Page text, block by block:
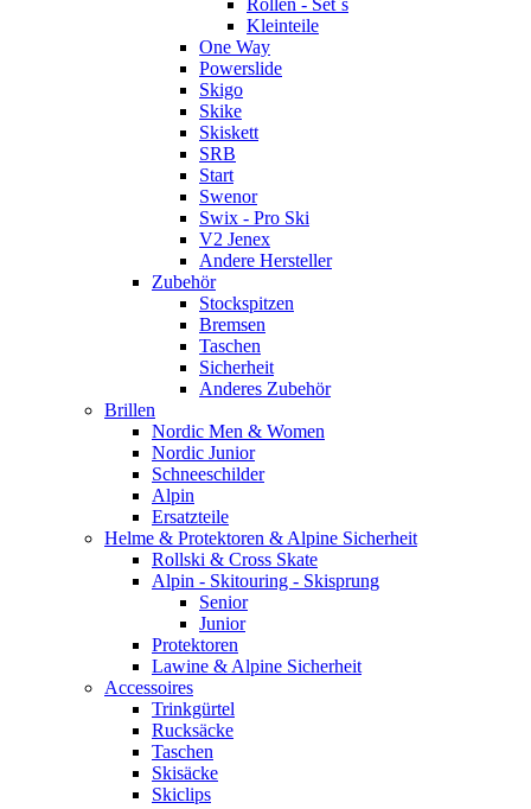
Rollen - Set`s
Kleinteile
One Way
Powerslide
Skigo
Skike
Skiskett
SRB
Start
Swenor
Swix - Pro Ski
V2 Jenex
Andere Hersteller
Zubehör
Stockspitzen
Bremsen
Taschen
Sicherheit
Anderes Zubehör
Brillen
Nordic Men & Women
Nordic Junior
Schneeschilder
Alpin
Ersatzteile
Helme & Protektoren & Alpine Sicherheit
Rollski & Cross Skate
Alpin - Skitouring - Skisprung
Senior
Junior
Protektoren
Lawine & Alpine Sicherheit
Accessoires
Trinkgürtel
Rucksäcke
Taschen
Skisäcke
Skiclips